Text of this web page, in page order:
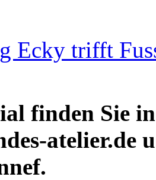
Ecky trifft
finden Sie
atelier.de